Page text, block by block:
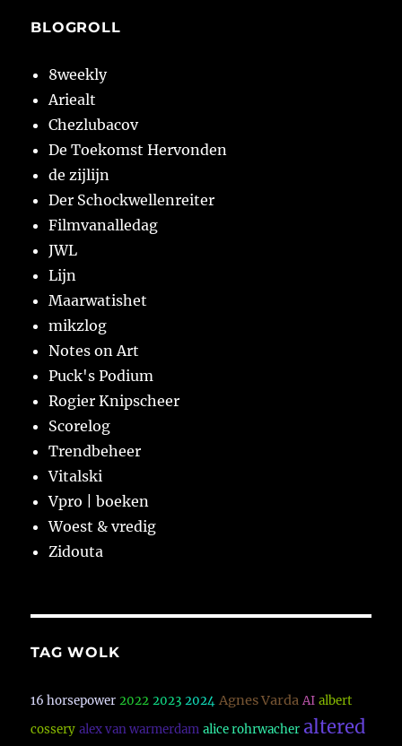
BLOGROLL
8weekly
Ariealt
Chezlubacov
De Toekomst Hervonden
de zijlijn
Der Schockwellenreiter
Filmvanalledag
JWL
Lijn
Maarwatishet
mikzlog
Notes on Art
Puck's Podium
Rogier Knipscheer
Scorelog
Trendbeheer
Vitalski
Vpro | boeken
Woest & vredig
Zidouta
TAG WOLK
16 horsepower 2022 2023 2024 Agnes Varda AI albert
cossery alex van warmerdam alice rohrwacher altered